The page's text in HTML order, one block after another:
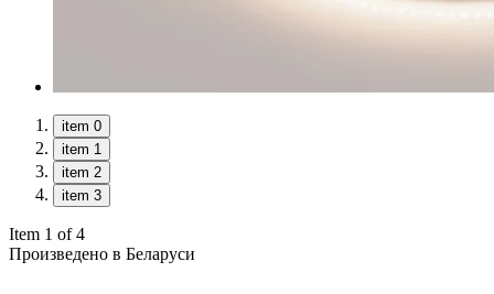
item 0
item 1
item 2
item 3
Item 1 of 4
Произведено в Беларуси